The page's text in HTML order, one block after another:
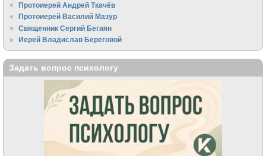
Протоиерей Андрей Ткачёв
Протоиерей Василий Мазур
Священник Сергий Бегиян
Иерей Владислав Береговой
Задать вопрос психологу